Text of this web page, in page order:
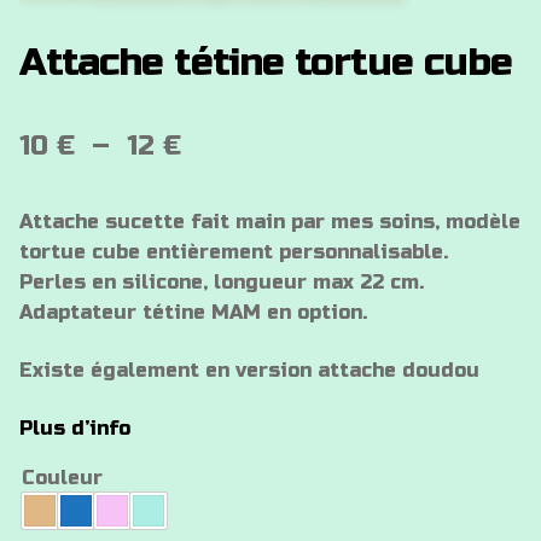
Attache tétine tortue cube
10 € – 12 €Plage
prix :
10 €
à
12 €
Attache sucette fait main par mes soins, modèle
tortue cube entièrement personnalisable.
Perles en silicone, longueur max 22 cm.
Adaptateur tétine MAM en option.
Existe également en version attache doudou
Plus d’info
Couleur